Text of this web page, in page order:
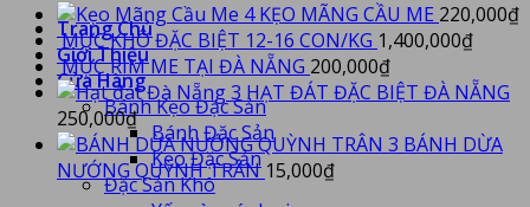
Trang Chủ
Giới Thiệu
Cửa Hàng
Bánh Kẹo Đặc Sản
Bánh Đặc Sản
Kẹo Đặc Sản
Đặc Sản Khô
KẸO MÃNG CẦU ME 220,000₫
MỰC KHÔ ĐẶC BIỆT 12-16 CON/KG 1,400,000₫
MỰC RIM ME TẠI ĐÀ NẴNG 200,000₫
HẠT ĐÁT ĐẶC BIỆT ĐÀ NẴNG
250,000₫
BÁNH DỪA
NƯỚNG QUỲNH TRÂN 15,000₫